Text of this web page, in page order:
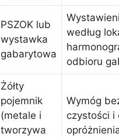
PSZOK lub
wystawka
gabarytowa
według
odbioru
Żółty
pojemnik
(metale i
tworzywa
Wymóg
czystości i